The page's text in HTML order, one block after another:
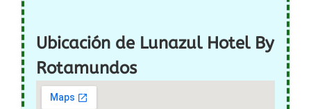
Ubicación de Lunazul Hotel By
Rotamundos